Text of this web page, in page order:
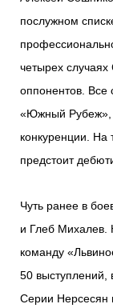
послужном
четырех
оппонентов. Все
«Южный Рубеж»,
конкуренции.
предстоит
Чуть ранее в
и Глеб Михалев.
команду
50
Серии Нерсесян